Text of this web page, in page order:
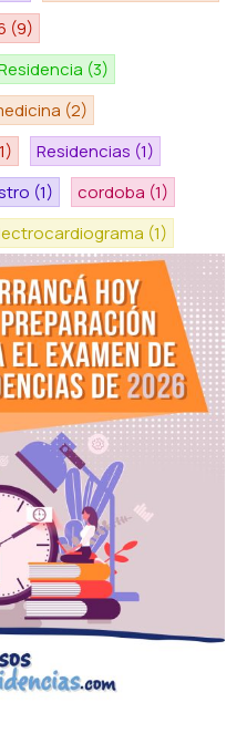
(9)
(3)
(2)
Residencias (1)
(1) cordoba (1)
(1)